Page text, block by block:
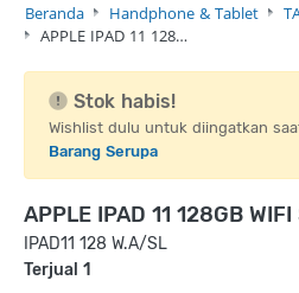
Beranda Handphone & Tablet
APPLE IPAD 11 128…
Stok habis!
Wishlist dulu untuk diingatkan
Barang Serupa
APPLE IPAD 11 128GB WIFI
IPAD11 128 W.A/SL
Terjual 1